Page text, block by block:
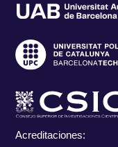
Acreditaciones: